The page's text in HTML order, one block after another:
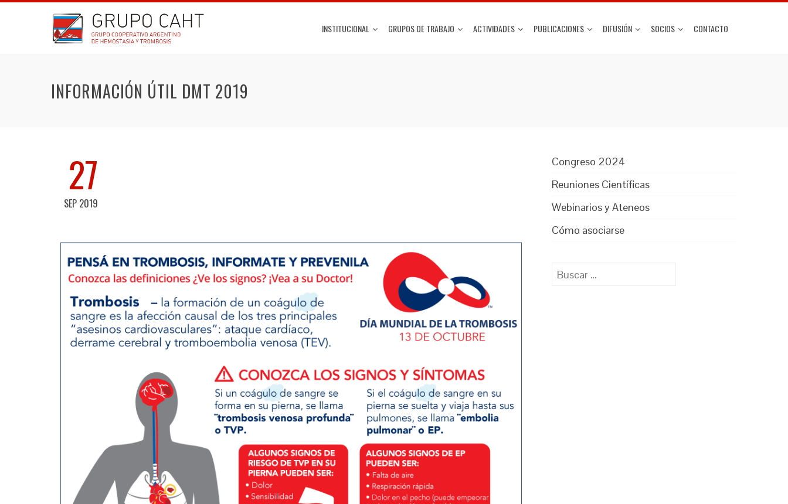
INSTITUCIONAL GRUPOS DE TRABAJO ACTIVIDADES PUBLICACIONES DIFUSIÓN SOCIOS CONTACTO
INFORMACIÓN ÚTIL DMT 2019
27
SEP 2019
Congreso 2024
Reuniones Científicas
Webinarios y Ateneos
Cómo asociarse
Buscar: